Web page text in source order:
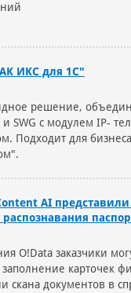
ИКС для 1С"
решение,
и SWG с модулем IP-
Подходит для
AI представили
O!Data заказчики
заполнение карточек
скана документов в